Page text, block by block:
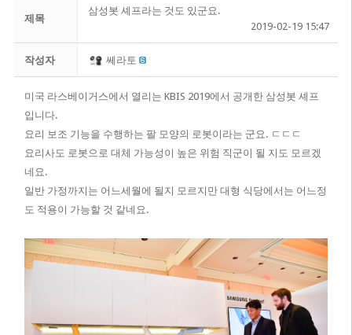
제목
삼성봇 셰프라는 것도 있군요.
2019-02-19 15:47
작성자 쎄라토
미국 라스베이거스에서 열리는 KBIS 2019에서 공개한 삼성봇 셰프
입니다.
요리 보조 기능을 수행하는 팔 모양의 로봇이라는 군요. ㄷㄷㄷ
요리사도 로봇으로 대체 가능성이 높은 위험 직군이 될 지도 모르겠
네요.
일반 가정까지는 어느세월에 될지 모르지만 대형 식당에서는 어느정
도 적용이 가능할 것 같네요.